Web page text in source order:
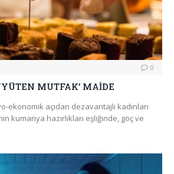
0
MUTFAK’ MAİDE
ekonomik açıdan dezavantajlı kadınları
kumanya hazırlıkları eşliğinde, göç ve